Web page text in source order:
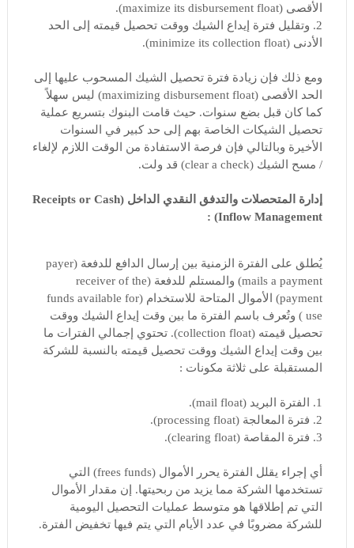
الأقصى (maximize its disbursement float).
2. وتقليل فترة إيداع الشيك ووقت تحصيل قيمته إلى الحد
الأدنى (minimize its collection float).
ومع ذلك فإن زيادة فترة تحصيل الشيك المسحوب عليها إلى
الحد الأقصى (maximizing disbursement float) ليس سهلاً
كما كان قبل بضع سنوات. حيث قامت البنوك بتسريع عملية
تحصيل الشيكات الخاصة بهم إلى حد كبير في السنوات
الأخيرة وبالتالي فإن فرصة الاستفادة من الوقت اللازم لإلغاء
/ مسح الشيك (clear a check) قد ولت.
إدارة المتحصلات والتدفق النقدي الداخل (Receipts or Cash
Inflow Management) :
يُطلق على الفترة الزمنية بين إرسال الدافع للدفعة (payer
mails a payment) والمستلم للدفعة (receiver of the
payment) الأموال المتاحة للاستخدام (funds available for
use ) وتُعرف باسم الفترة ما بين وقت إيداع الشيك ووقت
تحصيل قيمته (collection float). تحتوي إجمالي الفترات ما
بين وقت إيداع الشيك ووقت تحصيل قيمته بالنسبة للشركة
المستقبلة على ثلاثة مكونات :
1. الفترة البريد (mail float).
2. فترة المعالجة (processing float).
3. فترة المقاصة (clearing float).
أي إجراء يقلل الفترة يحرر الأموال (frees funds) التي
تستخدمها الشركة مما يزيد من ربحيتها. إن مقدار الأموال
التي تم إطلاقها هو متوسط ​​عمليات التحصيل اليومية
للشركة مضروبًا في عدد الأيام التي يتم فيها تخفيض الفترة.